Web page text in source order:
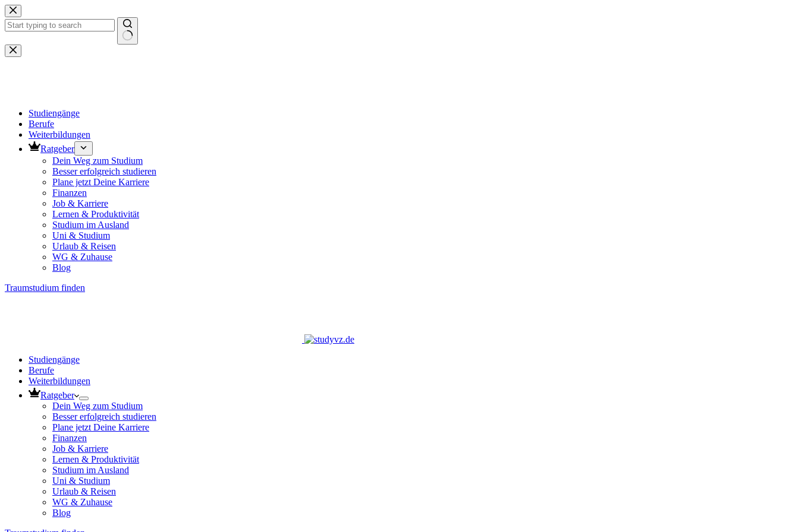
Zum
Inhalt
springen
Keine
Ergebnisse
Studiengänge
Berufe
Weiterbildungen
Ratgeber
Dein Weg zum Studium
Besser erfolgreich studieren
Plane jetzt Deine Karriere
Finanzen
Job & Karriere
Lernen & Produktivität
Studium im Ausland
Uni & Studium
Urlaub & Reisen
WG & Zuhause
Blog
Traumstudium finden
Studiengänge
Berufe
Weiterbildungen
Ratgeber
Dein Weg zum Studium
Besser erfolgreich studieren
Plane jetzt Deine Karriere
Finanzen
Job & Karriere
Lernen & Produktivität
Studium im Ausland
Uni & Studium
Urlaub & Reisen
WG & Zuhause
Blog